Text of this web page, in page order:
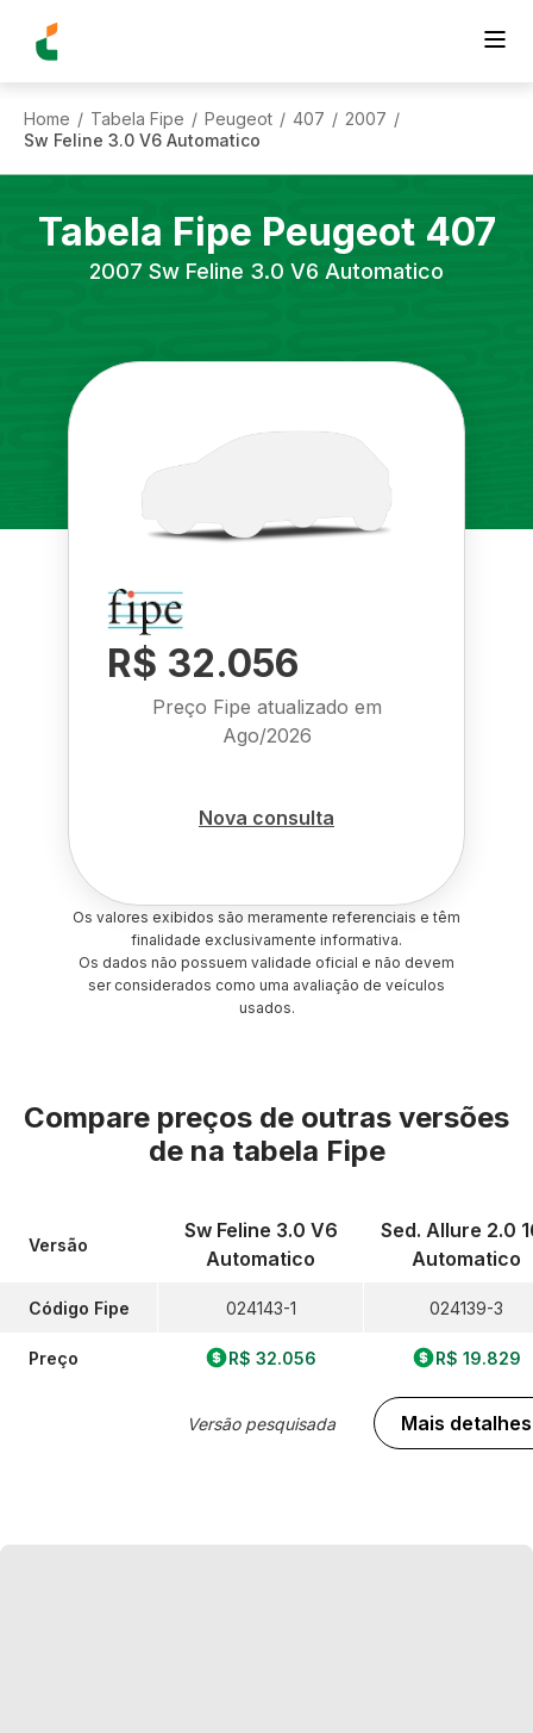
Home / Tabela Fipe / Peugeot / 407 / 2007 /
Sw Feline 3.0 V6 Automatico
Tabela Fipe Peugeot 407
2007 Sw Feline 3.0 V6 Automatico
R$ 32.056
Preço Fipe atualizado em
Ago/2026
Nova consulta
Os valores exibidos são meramente referenciais e têm
finalidade exclusivamente informativa.
Os dados não possuem validade oficial e não devem
ser considerados como uma avaliação de veículos
usados.
Compare preços de outras versões
de na tabela Fipe
Versão
Código Fipe
Preço
Sw Feline 3.0 V6
Automatico
024143-1
R$ 32.056
Versão pesquisada
Sed. Allure 2.0
Automatico
024139-3
R$ 19.829
Mais detalhes